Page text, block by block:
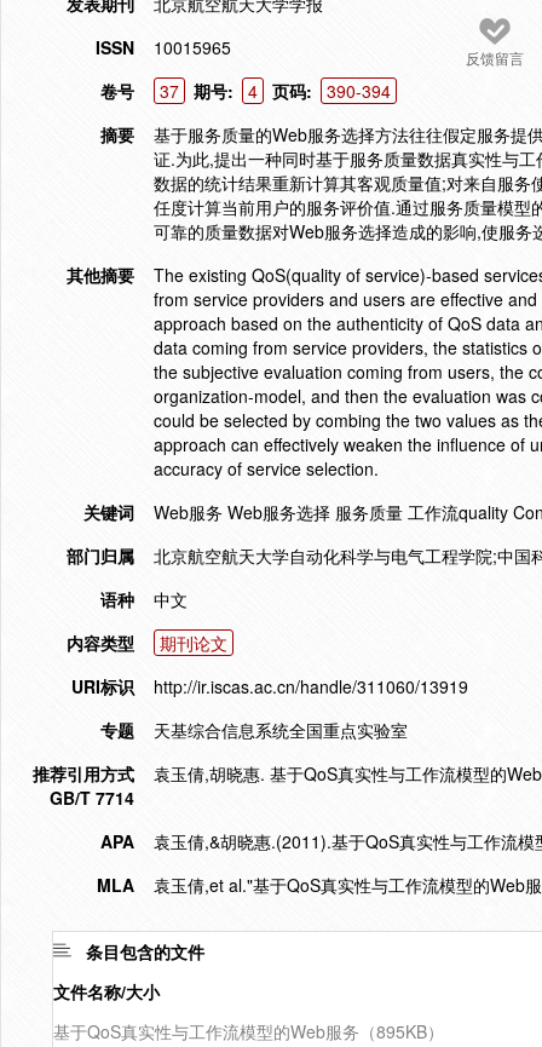
反馈留言
ISSN
10015965
卷号
37 期号: 4 页码:
390-394
摘要
基于服务质量的Web服务选择方法往往假定服务提
证.为此,提出一种同时基于服务质量数据真实性与
数据的统计结果重新计算其客观质量值;对来自服
任度计算当前用户的服务评价值.通过服务质量模
可靠的质量数据对Web服务选择造成的影响,使服务
其他摘要
The existing QoS(quality of service)-based
from service providers and users are effective
approach based on the authenticity of QoS data
data coming from service providers, the statistics
the subjective evaluation coming from users, the
organization-model, and then the evaluation was
could be selected by combing the two values as
approach can effectively weaken the influence of
accuracy of service selection.
关键词
Web服务 Web服务选择 服务质量 工作流quality
部门归属
北京航空航天大学自动化科学与电气工程学院;中国
语种
中文
内容类型
期刊论文
URI标识
http://ir.iscas.ac.cn/handle/311060/13919
专题
天基综合信息系统全国重点实验室
推荐引用方式
GB/T 7714
袁玉倩,胡晓惠. 基于QoS真实性与工作流模型的
APA
袁玉倩,&胡晓惠.(2011).基于QoS真实性与工作流模
MLA
袁玉倩,et al."基于QoS真实性与工作流模型的Web
条目包含的文件
文件名称/大小
基于QoS真实性与工作流模型的Web服务（895KB）